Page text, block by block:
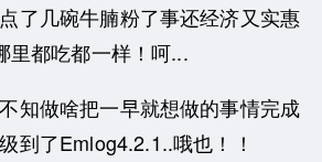
了几碗牛腩粉了事还经济又实惠
里都吃都一样！呵...
知做啥把一早就想做的事情完成
到了Emlog4.2.1..哦也！！